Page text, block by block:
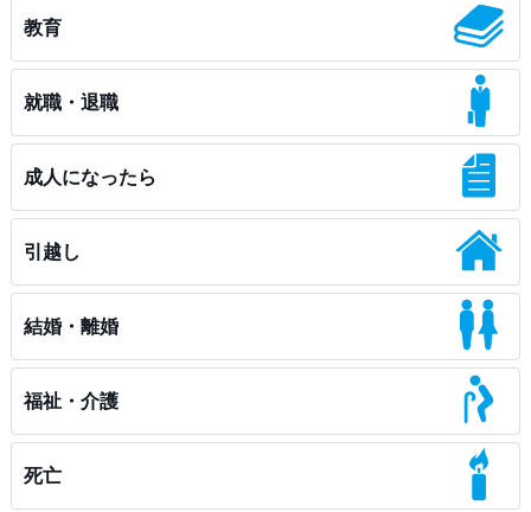
教育
就職・退職
成人になったら
引越し
結婚・離婚
福祉・介護
死亡